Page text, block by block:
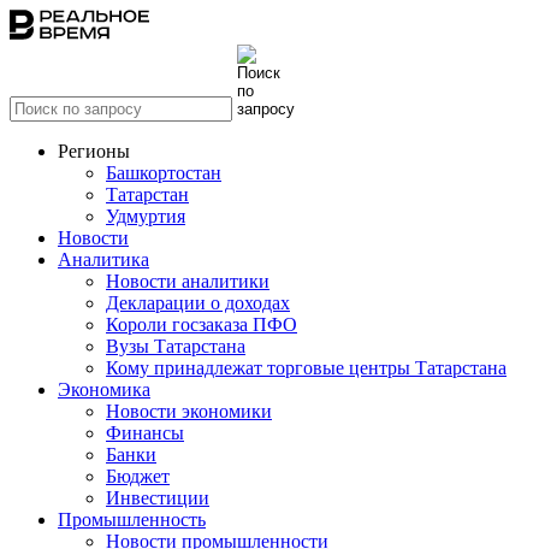
Регионы
Башкортостан
Татарстан
Удмуртия
Новости
Аналитика
Новости аналитики
Декларации о доходах
Короли госзаказа ПФО
Вузы Татарстана
Кому принадлежат торговые центры Татарстана
Экономика
Новости экономики
Финансы
Банки
Бюджет
Инвестиции
Промышленность
Новости промышленности